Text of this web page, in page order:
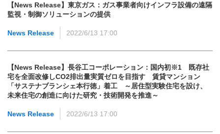
【News Release】東京ガス：ガス事業者向けインフラ設備の遠隔
監視・制御ソリューションの提供
News Release 2022/6/13 17:00
【News Release】長谷工コーポレーション：国内初※1 既存社
宅を全面改修しCO2排出量実質ゼロを目指す 賃貸マンション
「サステナブランシェ本行徳」着工 ～居住型実験住宅を設け、
未来住宅の創造に向けた研究・技術開発を推進～
News Release 2022/6/13 17:00